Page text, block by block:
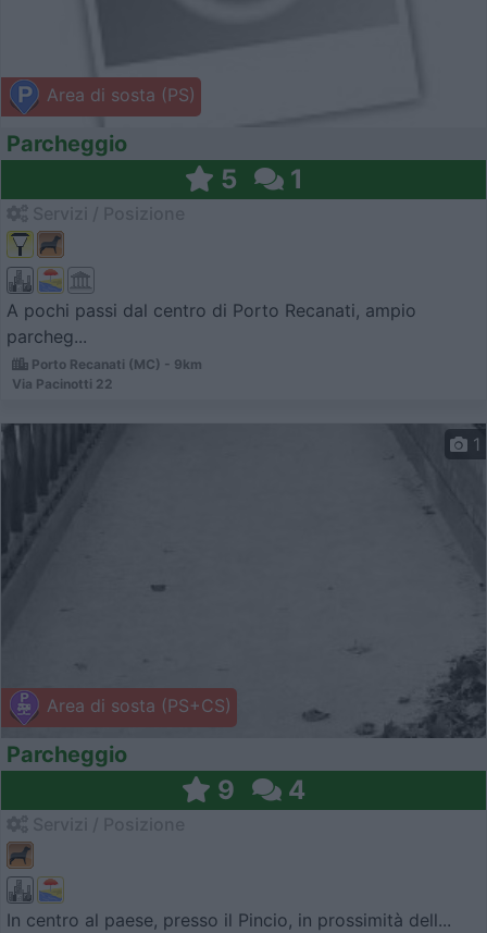
Area di sosta (PS)
Parcheggio
5 1
A pochi passi dal centro di Porto Recanati, ampio
parcheg...
Porto Recanati (MC) - 9km
Via Pacinotti 22
Area di sosta (PS+CS)
1
Parcheggio
9 4
In centro al paese, presso il Pincio, in prossimità dell...